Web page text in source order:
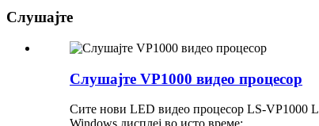
Слушајте
Слушајте VP1000 видео процесор
Сите нови LED видео процесор LS-VP1000